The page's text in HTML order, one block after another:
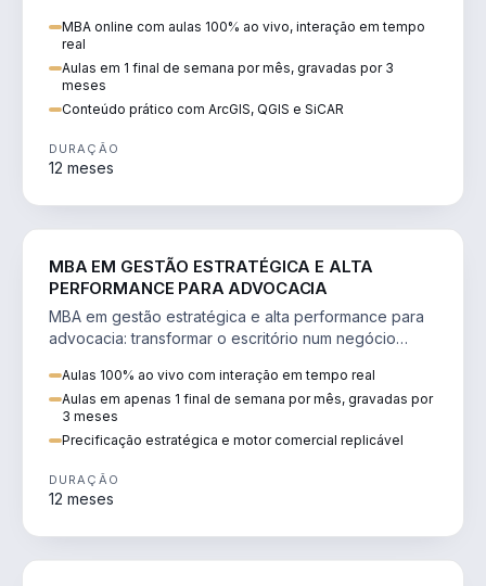
MBA online com aulas 100% ao vivo, interação em tempo
real
Aulas em 1 final de semana por mês, gravadas por 3
meses
Conteúdo prático com ArcGIS, QGIS e SiCAR
DURAÇÃO
12 meses
MBA EM GESTÃO ESTRATÉGICA E ALTA
PERFORMANCE PARA ADVOCACIA
MBA em gestão estratégica e alta performance para
advocacia: transformar o escritório num negócio
Aulas 100% ao vivo com interação em tempo real
Aulas em apenas 1 final de semana por mês, gravadas por
3 meses
Precificação estratégica e motor comercial replicável
DURAÇÃO
12 meses